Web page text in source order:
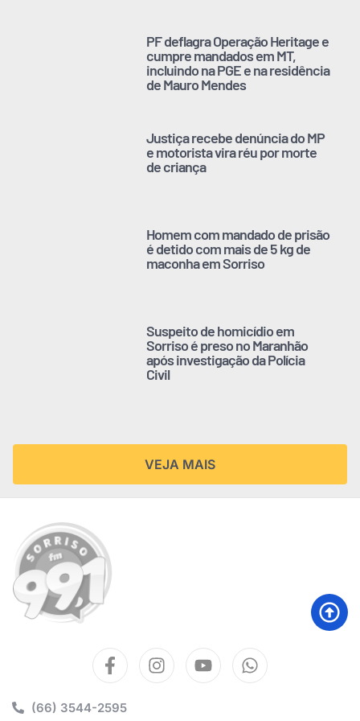
PF deflagra Operação Heritage e
cumpre mandados em MT,
incluindo na PGE e na residência
de Mauro Mendes
Justiça recebe denúncia do MP
e motorista vira réu por morte
de criança
Homem com mandado de prisão
é detido com mais de 5 kg de
maconha em Sorriso
Suspeito de homicídio em
Sorriso é preso no Maranhão
após investigação da Polícia
Civil
VEJA MAIS
(66) 3544-2595